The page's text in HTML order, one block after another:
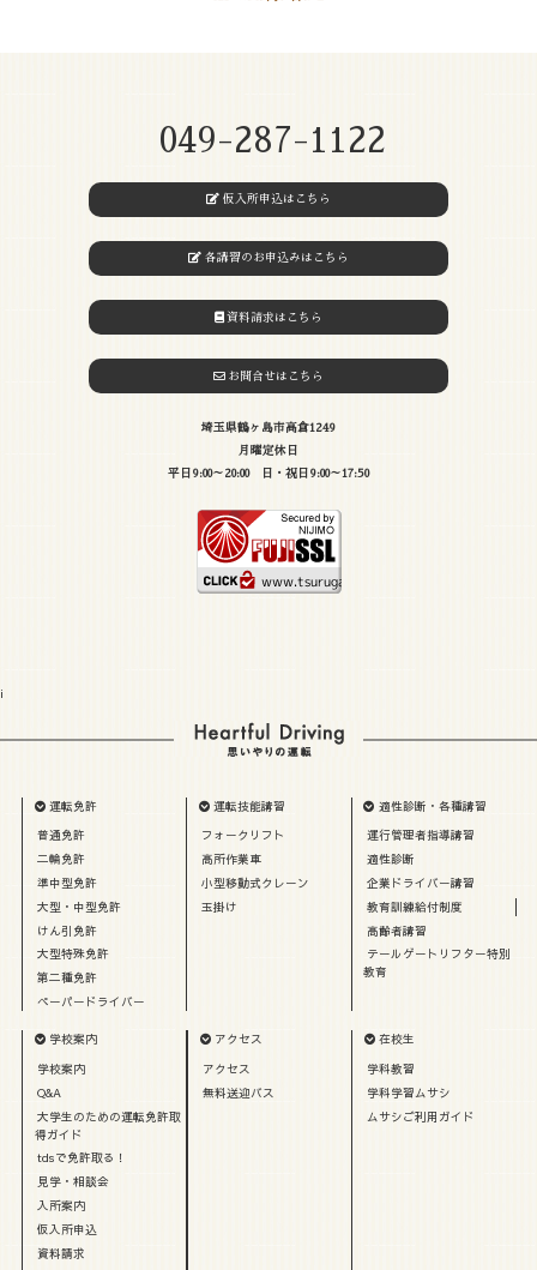
049-287-1122
仮入所申込はこちら
各講習のお申込みはこちら
資料請求はこちら
お問合せはこちら
埼玉県鶴ヶ島市高倉1249
月曜定休日
平日9:00～20:00 日・祝日9:00～17:50
i
運転免許
普通免許
二輪免許
準中型免許
大型・中型免許
けん引免許
大型特殊免許
第二種免許
ペーパードライバー
運転技能講習
フォークリフト
高所作業車
小型移動式クレーン
玉掛け
適性診断・各種講習
運行管理者指導講習
適性診断
企業ドライバー講習
教育訓練給付制度
高齢者講習
テールゲートリフター特別
教育
学校案内
学校案内
Q&A
大学生のための運転免許取
得ガイド
tdsで免許取る！
見学・相談会
入所案内
仮入所申込
資料請求
アクセス
アクセス
無料送迎バス
在校生
学科教習
学科学習ムサシ
ムサシご利用ガイド